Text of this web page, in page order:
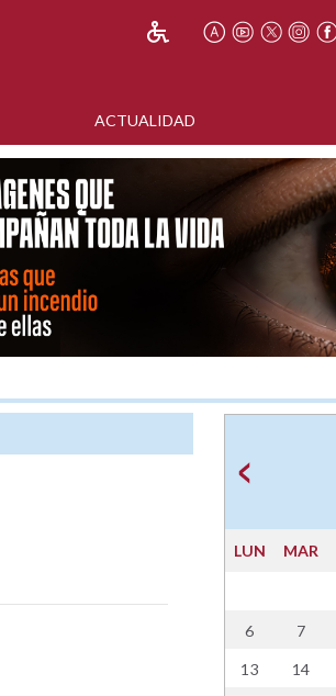
ACTUALIDAD
LUN MAR
6 7
13 14